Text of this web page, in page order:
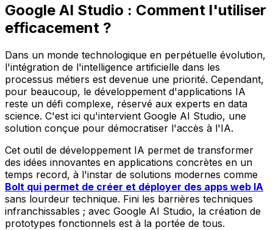
Google AI Studio : Comment l'utiliser
efficacement ?
Dans un monde technologique en perpétuelle évolution,
l'intégration de l'intelligence artificielle dans les
processus métiers est devenue une priorité. Cependant,
pour beaucoup, le développement d'applications IA
reste un défi complexe, réservé aux experts en data
science. C'est ici qu'intervient Google AI Studio, une
solution conçue pour démocratiser l'accès à l'IA.
Cet outil de développement IA permet de transformer
des idées innovantes en applications concrètes en un
temps record, à l'instar de solutions modernes comme
Bolt qui permet de créer et déployer des apps web IA
sans lourdeur technique. Fini les barrières techniques
infranchissables ; avec Google AI Studio, la création de
prototypes fonctionnels est à la portée de tous.